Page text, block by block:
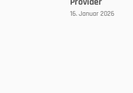
16. Januar 2026